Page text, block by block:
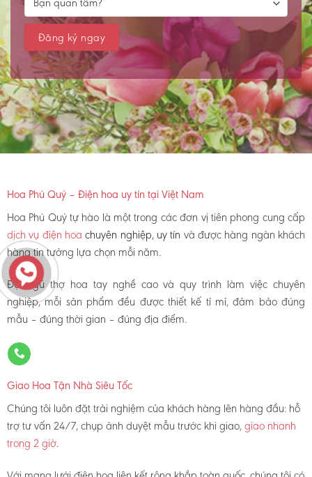
Hoa Phú Quý – Điện hoa uy tín tại Việt Nam
Hoa Phú Quý tự hào là một trong các đơn vị tiên phong cung cấp
dịch vụ điện hoachuyên nghiệp, uy tín và được hàng ngàn khách
hàng tin tưởng lựa chọn mỗi năm.
Đội ngũ thợ hoa tay nghề cao và quy trình làm việc chuyên
nghiệp, mỗi sản phẩm đều được thiết kế tỉ mỉ, đảm bảo đúng
mẫu – đúng thời gian – đúng địa điểm.
Giao Hoa Tận Nhà Siêu Tốc
Chúng tôi luôn đặt trải nghiệm của khách hàng lên hàng đầu: hỗ
trợ tư vấn 24/7, chụp ảnh duyệt mẫu trước khi giao,giao nhanh
trong 2 giờ.